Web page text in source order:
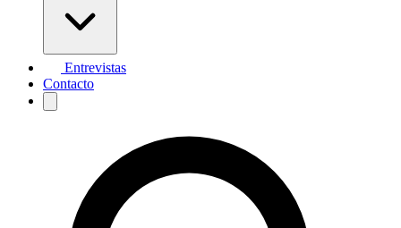
Entrevistas
Contacto